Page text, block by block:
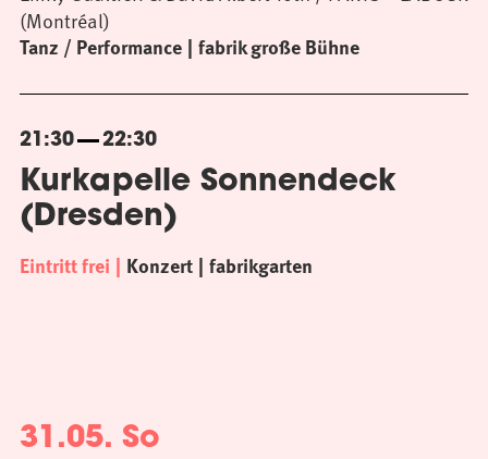
Tanz / Performance fabrik große Bühne
(Montréal)
21:30 22:30
Kurkapelle Sonnendeck
(Dresden)
Eintritt frei Konzert fabrikgarten
31.05. So